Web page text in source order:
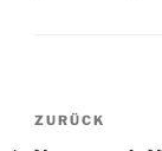
Vorheriger
ZURÜCK